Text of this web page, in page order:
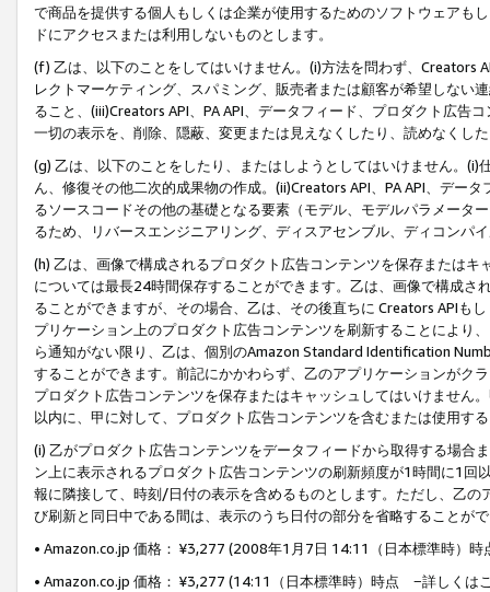
で商品を提供する個人もしくは企業が使用するためのソフトウェアも
ドにアクセスまたは利用しないものとします。
(f) 乙は、以下のことをしてはいけません。(i)方法を問わず、Creators
レクトマーケティング、スパミング、販売者または顧客が希望しない
ること、(iii)Creators API、PA API、データフィード、プロダクト広告
一切の表示を、削除、隠蔽、変更または見えなくしたり、読めなくし
(g) 乙は、以下のことをしたり、またはしようとしてはいけません。
ん、修復その他二次的成果物の作成。(ii)Creators API、PA API、デー
るソースコードその他の基礎となる要素（モデル、モデルパラメータ
るため、リバースエンジニアリング、ディスアセンブル、ディコンパ
(h) 乙は、画像で構成されるプロダクト広告コンテンツを保存または
については最長24時間保存することができます。乙は、画像で構成
ることができますが、その場合、乙は、その後直ちに Creators APIも
プリケーション上のプロダクト広告コンテンツを刷新することにより
ら通知がない限り、乙は、個別のAmazon Standard Identification
することができます。前記にかかわらず、乙のアプリケーションがク
プロダクト広告コンテンツを保存またはキャッシュしてはいけません
以内に、甲に対して、プロダクト広告コンテンツを含むまたは使用す
(i) 乙がプロダクト広告コンテンツをデータフィードから取得する場合
ン上に表示されるプロダクト広告コンテンツの刷新頻度が1時間に1
報に隣接して、時刻/日付の表示を含めるものとします。ただし、乙
び刷新と同日中である間は、表示のうち日付の部分を省略することが
• Amazon.co.jp 価格： ¥3,277 (2008年1月7日 14:11（日本標準時）
• Amazon.co.jp 価格： ¥3,277 (14:11（日本標準時）時点 −詳しくは